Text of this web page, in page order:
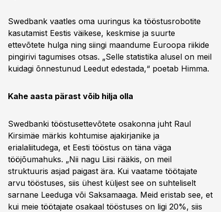
Swedbank vaatles oma uuringus ka tööstusrobotite
kasutamist Eestis väikese, keskmise ja suurte
ettevõtete hulga ning siingi maandume Euroopa riikide
pingirivi tagumises otsas. „Selle statistika alusel on meil
kuidagi õnnestunud Leedut edestada,“ poetab Himma.
Kahe aasta pärast võib hilja olla
Swedbanki tööstusettevõtete osakonna juht Raul
Kirsimäe märkis kohtumise ajakirjanike ja
erialaliitudega, et Eesti tööstus on täna väga
tööjõumahuks. „Nii nagu Liisi rääkis, on meil
struktuuris asjad paigast ära. Kui vaatame töötajate
arvu tööstuses, siis ühest küljest see on suhteliselt
sarnane Leeduga või Saksamaaga. Meid eristab see, et
kui meie töötajate osakaal tööstuses on ligi 20%, siis